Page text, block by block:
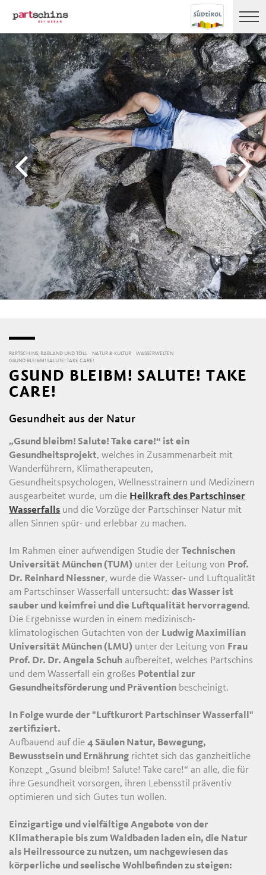
PARTSCHINS, RABLAND UND TÖLL NATUR & KULTUR
WASSERWELTEN
GSUND BLEIBM! SALUTE! TAKE CARE!
GSUND BLEIBM! SALUTE! TAKE
CARE!
Gesundheit aus der Natur
„Gsund bleibm! Salute! Take care!“ ist ein
Gesundheitsprojekt, welches in Zusammenarbeit mit
Wanderführern, Klimatherapeuten,
Gesundheitspsychologen, Wellnesstrainern und Medizinern
ausgearbeitet wurde, um die Heilkraft des Partschinser
Wasserfalls und die Vorzüge der Partschinser Natur mit
allen Sinnen spür- und erlebbar zu machen.
Im Rahmen einer aufwendigen Studie derTechnischen
Universität München (TUM) unter der Leitung von Prof.
Dr. Reinhard Niessner, wurde die Wasser- und Luftqualität
am Partschinser Wasserfall untersucht:das Wasser ist
sauber und keimfrei und die Luftqualität hervorragend.
Die Ergebnisse wurden in einem medizinisch-
klimatologischen Gutachten von der Ludwig Maximilian
Universität München (LMU) unter der Leitung von Frau
Prof. Dr. Dr. Angela Schuh aufbereitet, welches Partschins
und dem Wasserfall ein großes Potential zur
Gesundheitsförderung und Prävention bescheinigt.
In Folge wurde der "Luftkurort Partschinser Wasserfall"
zertifiziert.
Aufbauend auf die4 Säulen Natur, Bewegung,
Bewusstsein und Ernährung richtet sich das ganzheitliche
Konzept „Gsund bleibm! Salute! Take care!“ an alle, die für
ihre Gesundheit vorsorgen, ihren Lebensstil präventiv
optimieren und sich Gutes tun wollen.
Einzigartige und vielfältige Angebote von der
Klimatherapie bis zum Waldbaden laden ein, die Natur
als Heilressource zu nutzen, um nachgewiesen das
körperliche und seelische Wohlbefinden zu steigen: